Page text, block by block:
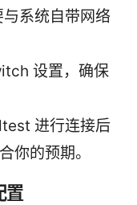
系统自带网络
设置，确保
进行连接后
你的预期。
置